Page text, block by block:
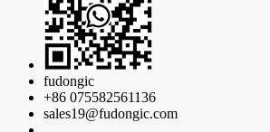
fudongic
+86 075582561136
sales19@fudongic.com